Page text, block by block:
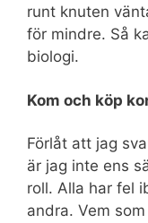
runt knuten
för mindre. Så
biologi.
Kom och köp
Förlåt att jag
är jag inte ens
roll. Alla har fel
andra. Vem